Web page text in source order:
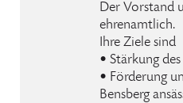
Der Vorstand
ehrenamtlich.
Ihre Ziele sind
• Stärkung
• Förderung
Bensberg